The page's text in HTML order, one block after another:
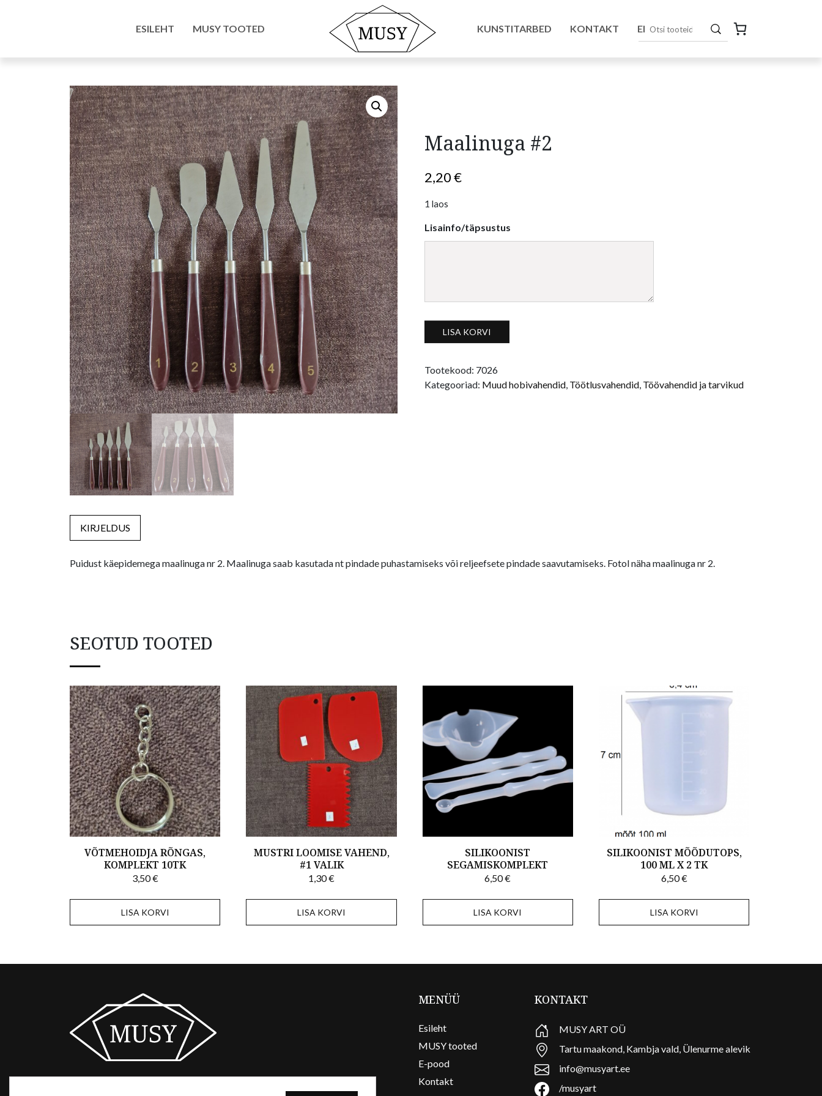
ESILEHT MUSY TOOTED KUNSTITARBED KONTAKT EN
/ Maalinuga #2
Maalinuga #2
2,20€
1 laos
Lisainfo/täpsustus
Maalinuga #2 kogus
LISA KORVI
Tootekood: 7026
Kategooriad: Muud hobivahendid, Töötlusvahendid, Töövahendid ja tarvikud
KIRJELDUS
Puidust käepidemega maalinuga nr 2. Maalinuga saab kasutada nt pindade puhastamiseks või reljeefsete pindade saavutamiseks. Fotol näha maalinuga nr 2.
SEOTUD TOOTED
VÕTMEHOIDJA RÕNGAS,
KOMPLEKT 10TK
3,50€
LISA KORVI
MUSTRI LOOMISE VAHEND,
#1 VALIK
1,30€
LISA KORVI
SILIKOONIST
SEGAMISKOMPLEKT
6,50€
LISA KORVI
SILIKOONIST MÕÕDUTOPS,
100 ML X 2 TK
6,50€
LISA KORVI
MENÜÜ
Esileht
MUSY tooted
E-pood
Kontakt
KONTAKT
MUSY ART OÜ
Tartu maakond, Kambja vald, Ülenurme alevik
info@musyart.ee
/musyart